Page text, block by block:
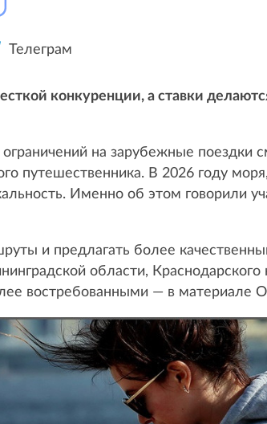
Телеграм
конкуренции, а ставки
на зарубежные поездки
путешественника. В 2026 году
Именно об этом говорили
и предлагать более
области,
востребованными — в материале